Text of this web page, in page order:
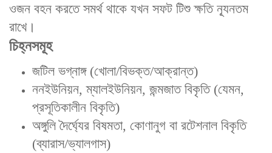
ওজন বহন করতে সমর্থ‌ থাকে যখন সফট টিশু ক্ষতি ন্যূনতম
রাখে।
চিহ্নসমূহ
জটিল ভগ্নাঙ্গ (খোলা/বিভক্ত/আক্রান্ত)
ননইউনিয়ন, ম্যালইউনিয়ন, জন্মজাত বিকৃতি (যেমন,
প্রসূতিকালীন বিকৃতি)
অঙ্গুলি দৈর্ঘ্যের বিষমতা, কোণানুগ বা রটেশনাল বিকৃতি
(ব্যারাস/ভ্যালগাস)